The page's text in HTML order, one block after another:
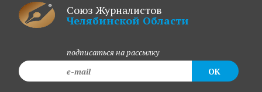
Союз Журналистов
Челябинской Области
подписаться на рассылку